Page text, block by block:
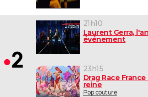
21h10
Laurent Gerra,
événement
23h15
Drag Race
reine
Pop couture